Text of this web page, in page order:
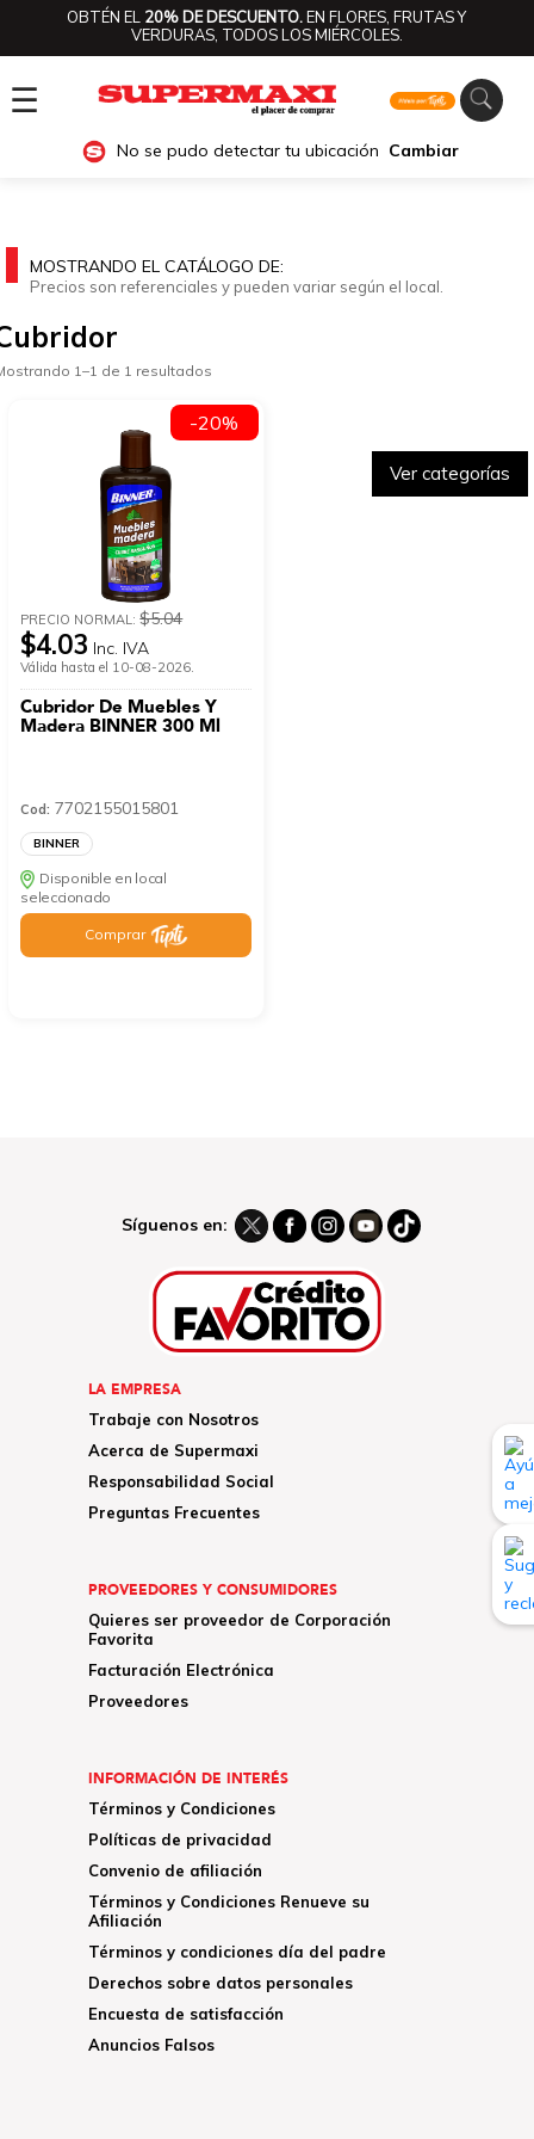
OBTÉN EL 20% DE DESCUENTO.EN FLORES, FRUTAS Y
VERDURAS, TODOS LOS MIÉRCOLES.
☰
No se pudo detectar tu ubicación Cambiar
Ver categorías
MOSTRANDO EL CATÁLOGO DE:
Precios son referenciales y pueden variar según el local.
1–1 de 1 resultados
PRECIO NORMAL:$5.04
$4.03 Inc. IVA
Válida hasta el 10-08-2026.
Cubridor De Muebles Y
Madera BINNER 300 Ml
Cod: 7702155015801
BINNER
Disponible en local
seleccionado
Comprar
-20%
Síguenos en:
LA EMPRESA
Trabaje con Nosotros
Acerca de Supermaxi
Responsabilidad Social
Preguntas Frecuentes
PROVEEDORES Y CONSUMIDORES
Quieres ser proveedor de Corporación
Favorita
Facturación Electrónica
Proveedores
INFORMACIÓN DE INTERÉS
Términos y Condiciones
Políticas de privacidad
Convenio de afiliación
Términos y Condiciones Renueve su
Afiliación
Términos y condiciones día del padre
Derechos sobre datos personales
Encuesta de satisfacción
Anuncios Falsos